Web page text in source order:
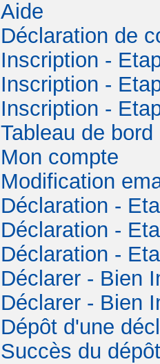
Aide
Déclaration de
Inscription -
Inscription -
Inscription -
Tableau de bord
Mon compte
Modification
Déclaration -
Déclaration -
Déclaration -
Déclarer - Bien
Déclarer - Bien
Dépôt d'une
Succès du